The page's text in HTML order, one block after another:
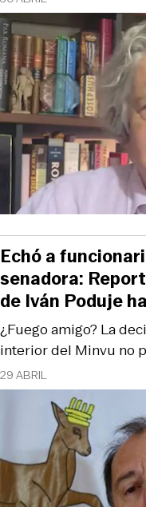
29 ABRIL
¿Fuego amigo? La
interior del Minvu no
Echó a
senadora:
de Iván Poduje